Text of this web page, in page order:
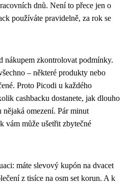
dnů. Není to přece jen o
používáte pravidelně, za rok se
nákupem zkontrolovat podmínky.
– některé produkty nebo
Proto Picodi u každého
cashbacku dostanete, jak dlouho
nějaká omezení. Pár minut
vám může ušetřit zbytečné
máte slevový kupón na dvacet
z tisíce na osm set korun. A k